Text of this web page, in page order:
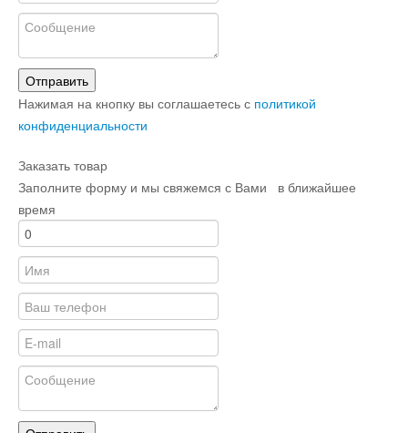
Отправить
Нажимая на кнопку вы соглашаетесь с политикой
конфиденциальности
Заказать товар
Заполните форму и мы свяжемся с Вами в ближайшее
время